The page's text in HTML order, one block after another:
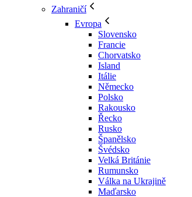
Zahraničí
Evropa
Slovensko
Francie
Chorvatsko
Island
Itálie
Německo
Polsko
Rakousko
Řecko
Rusko
Španělsko
Švédsko
Velká Británie
Rumunsko
Válka na Ukrajině
Maďarsko